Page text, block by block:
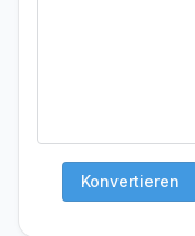
Konvertieren